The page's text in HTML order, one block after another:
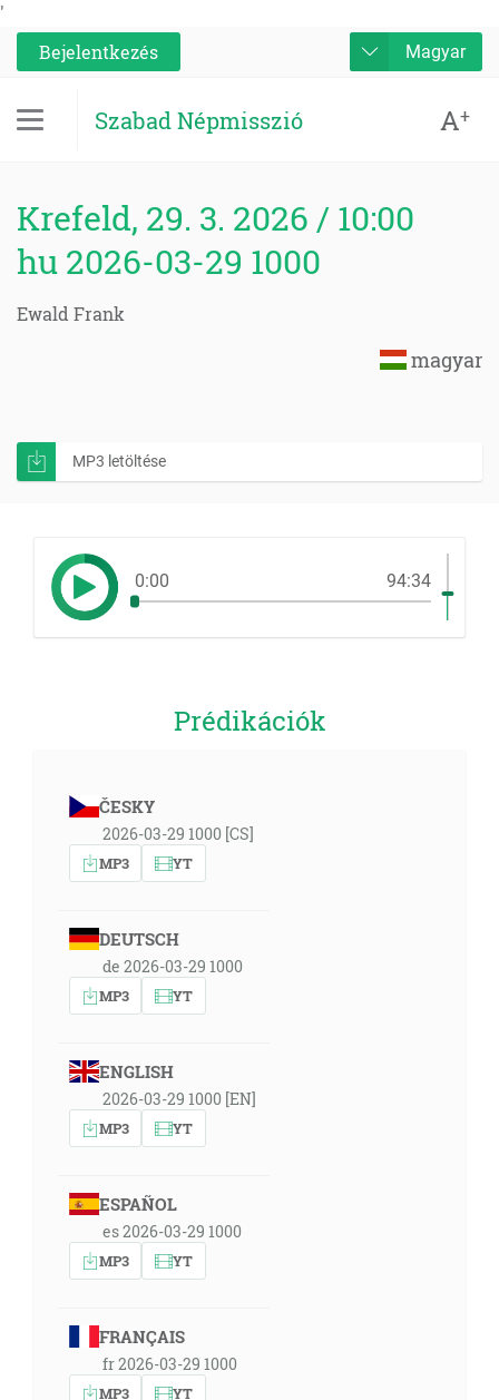
'
Bejelentkezés
Magyar
Szabad Népmisszió A+
Krefeld, 29. 3. 2026 / 10:00
hu 2026-03-29 1000
Ewald Frank
magyar
MP3 letöltése
0:00 94:34
Prédikációk
ČESKY
2026-03-29 1000 [CS]
MP3 YT
DEUTSCH
de 2026-03-29 1000
MP3 YT
ENGLISH
2026-03-29 1000 [EN]
MP3 YT
ESPAÑOL
es 2026-03-29 1000
MP3 YT
FRANÇAIS
fr 2026-03-29 1000
MP3 YT